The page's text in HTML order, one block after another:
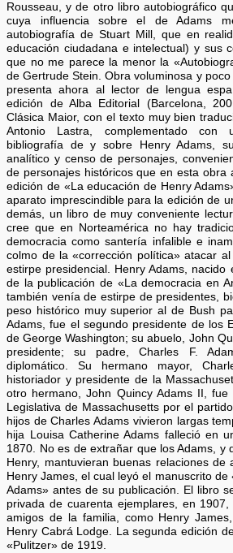
Rousseau, y de otro libro autobiográfico
cuya influencia sobre el de Adams
autobiografía de Stuart Mill, que en
educación ciudadana e intelectual) y sus
que no me parece la menor la
de Gertrude Stein. Obra voluminosa y
presenta ahora al lector de lengua
edición de Alba Editorial (Barcelona,
Clásica Maior, con el texto muy bien
Antonio Lastra, complementado con
bibliografía de y sobre Henry Adams,
analítico y censo de personajes,
de personajes históricos que en esta obra
edición de «La educación de Henry
aparato imprescindible para la edición de
demás, un libro de muy conveniente
cree que en Norteamérica no hay
democracia como santería infalible e
colmo de la «corrección política» atacar
estirpe presidencial. Henry Adams,
de la publicación de «La democracia en
también venía de estirpe de presidentes,
peso histórico muy superior al de Bush
Adams, fue el segundo presidente de los
de George Washington; su abuelo, John
presidente; su padre, Charles F.
diplomático. Su hermano mayor,
historiador y presidente de la
otro hermano, John Quincy Adams II,
Legislativa de Massachusetts por el
hijos de Charles Adams vivieron largas
hija Louisa Catherine Adams falleció en
1870. No es de extrañar que los Adams, y
Henry, mantuvieran buenas relaciones de
Henry James, el cual leyó el manuscrito
Adams» antes de su publicación. El libro
privada de cuarenta ejemplares, en
amigos de la familia, como Henry
Henry Cabrá Lodge. La segunda edición
«Pulitzer» de 1919.